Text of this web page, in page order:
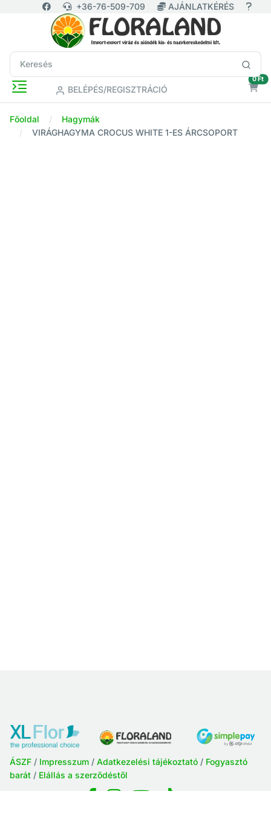
+36-76-509-709 AJÁNLATKÉRÉS
BELÉPÉS/REGISZTRÁCIÓ
0 Ft
Főoldal
Hagymák
VIRÁGHAGYMA CROCUS WHITE 1-ES ÁRCSOPORT
ÁSZF / Impresszum / Adatkezelési tájékoztató / Fogyasztó
barát / Elállás a szerződéstől